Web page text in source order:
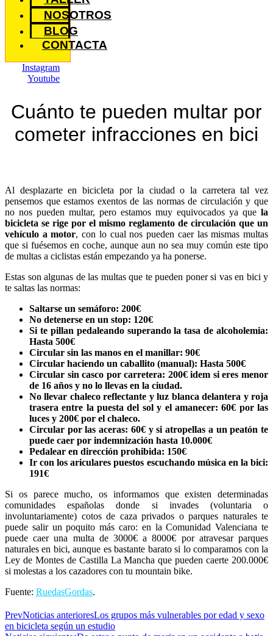
NOSOTROS
BLOG
CONTACTA
Instagram
Youtube
Cuánto te pueden multar por
cometer infracciones en bici
Al desplazarte en bicicleta por la ciudad o la carretera tal vez
pensemos que estamos exentos de las normas de circulación y que
no nos pueden multar, pero estamos muy equivocados ya que la
bicicleta se rige por el mismo reglamento de circulación que un
vehículo a motor, con lo cual nos pueden caer las mismas multas
que si fuésemos en coche, aunque aun no sea muy común este tipo
de multas a ciclistas están empezando ya ha ponerse.
Estas son algunas de las multas que te pueden poner si vas en bici y
te saltas las normas:
Saltarse un semáforo: 200€
No detenerse en un stop: 120€
Si te pillan pedaleando superando la tasa de alcoholemia:
Hasta 500€
Circular sin las manos en el manillar: 90€
Circular haciendo un caballito (manual): Hasta 500€
Circular sin casco por carretera: 200€ idem si eres menor
de 16 años y no lo llevas en la ciudad.
No llevar chaleco reflectante y luz blanca delantera y roja
trasera entre la puesta del sol y el amanecer: 60€ por las
luces y 200€ por el chaleco.
Circular por las aceras: 60€ y si atropellas a un peatón te
puede caer por indemnización hasta 10.000€
Pedalear en dirección prohibida: 150€
Ir con los ariculares puestos escuchando música en la bici:
191€
Si os parece mucho, os informamos que existen determinadas
comunidades españolas donde si invades (voluntaria o
involuntariamente) cotos de caza privados o parques naturales te
puede salir un poquito más caro: en la Comunidad Valenciana te
puede caer una multa de 3000€ a 8000€ por atravesar parques
naturales en bici, aunque es bastante barato si lo comparamos con la
Ley de Montes de Castilla La Mancha que pueden caerte 200.000€
si molestas a los cazadores con tu mountain bike.
Fuente: RuedasGordas.
PrevNoticias anterioresLos grupos más vulnerables por edad y sexo
en bicicleta según un estudio